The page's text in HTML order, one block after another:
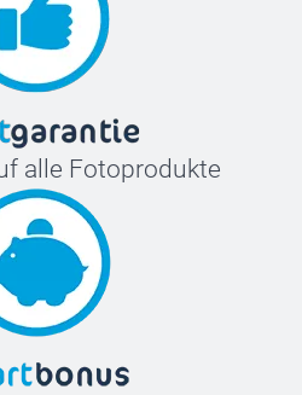
alle Fotoprodukte